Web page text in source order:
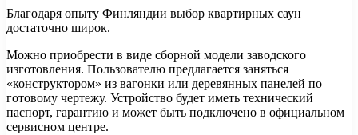
Благодаря опыту Финляндии выбор квартирных саун
достаточно широк.
Можно приобрести в виде сборной модели заводского
изготовления. Пользователю предлагается заняться
«конструктором» из вагонки или деревянных панелей по
готовому чертежу. Устройство будет иметь технический
паспорт, гарантию и может быть подключено в официальном
сервисном центре.